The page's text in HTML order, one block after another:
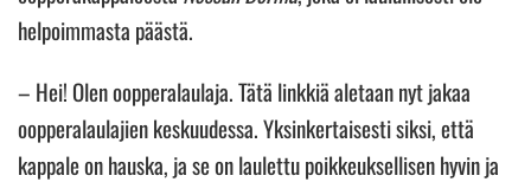
helpoimmasta päästä.
– Hei! Olen oopperalaulaja. Tätä linkkiä aletaan nyt jakaa
oopperalaulajien keskuudessa. Yksinkertaisesti siksi, että
kappale on hauska, ja se on laulettu poikkeuksellisen hyvin ja